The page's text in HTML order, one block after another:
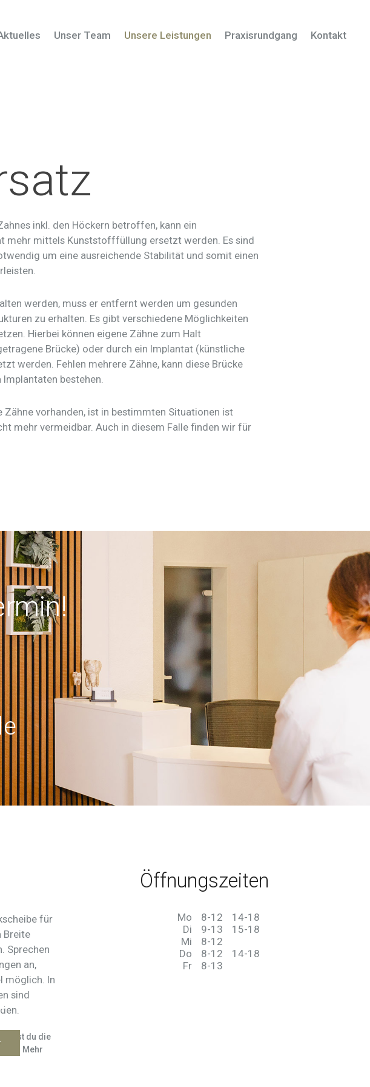
Unser Team Unsere Leistungen Praxisrundgang Kontakt
inkl. den Höckern betroffen, kann ein
mehr mittels Kunststofffüllung ersetzt werden. Es sind
um eine ausreichende Stabilität und somit einen
werden, muss er entfernt werden um gesunden
zu erhalten. Es gibt verschiedene Möglichkeiten
Hierbei können eigene Zähne zum Halt
Brücke) oder durch ein Implantat (künstliche
werden. Fehlen mehrere Zähne, kann diese Brücke
bestehen.
Zähne vorhanden, ist in bestimmten Situationen ist
mehr vermeidbar. Auch in diesem Falle finden wir für
für
Breite
Sprechen
an,
möglich. In
sind
du die
Mehr
Öffnungszeiten
Mo 8-12
14-18
Di
9-13
15-18
Mi
8-12
Do
8-12
14-18
Fr
8-13